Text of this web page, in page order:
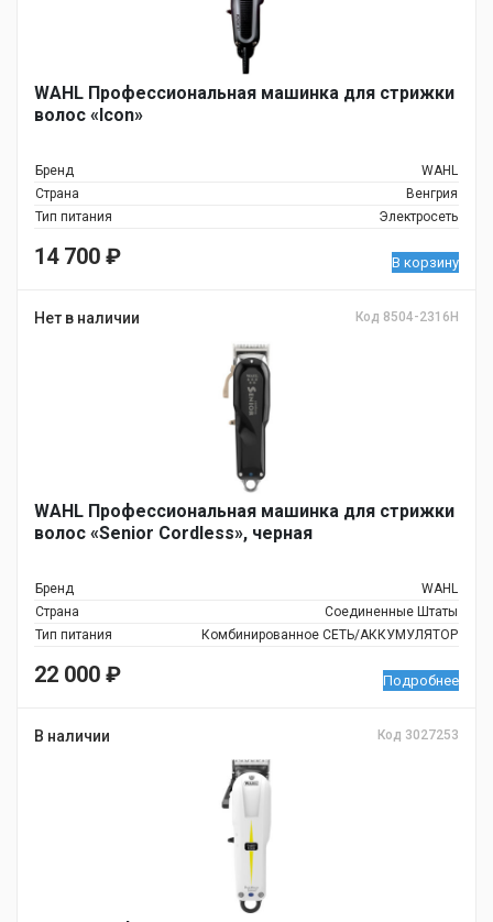
WAHL Профессиональная машинка для стрижки
волос «Icon»
Бренд
WAHL
Страна
Венгрия
Тип питания
Электросеть
14 700 ₽ В корзину
Нет в наличии Код 8504-2316H
WAHL Профессиональная машинка для стрижки
волос «Senior Cordless», черная
Бренд
WAHL
Страна
Соединенные Штаты
Тип питания
Комбинированное СЕТЬ/АККУМУЛЯТОР
22 000 ₽ Подробнее
В наличии Код 3027253